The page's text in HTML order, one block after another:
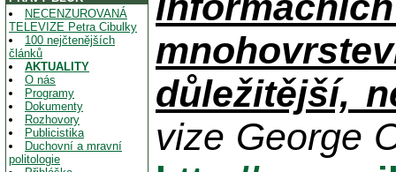
NECENZUROVANÁ
TELEVIZE Petra Cibulky
100 nejčtenějších
článků
AKTUALITY
O nás
Programy
Dokumenty
Rozhovory
Publicistika
Duchovní a mravní
politologie
důležitější,
vize George